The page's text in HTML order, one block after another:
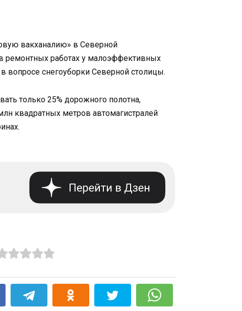
вакханалию» в Северной
ремонтных работах у малоэффективных
вопросе снегоуборки Северной столицы.
только 25% дорожного полотна,
квадратных метров автомагистралей